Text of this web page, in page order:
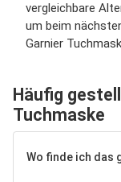
vergleichbare
um beim
Garnier
Häufig
Tuchmaske
Wo finde ich das